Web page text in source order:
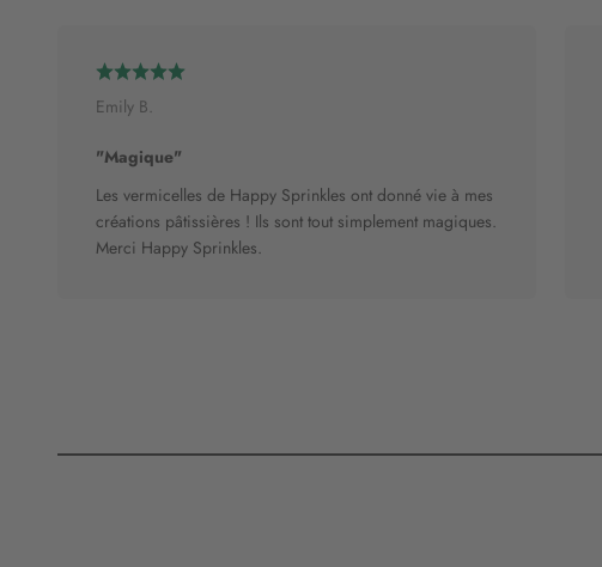
Emily B.
"Magique"
Les vermicelles de Happy Sprinkles ont donné vie à mes
créations pâtissières ! Ils sont tout simplement magiques.
Merci Happy Sprinkles.